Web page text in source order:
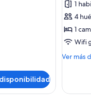
1
4
1
Wifi
Ver más
Más
familiar